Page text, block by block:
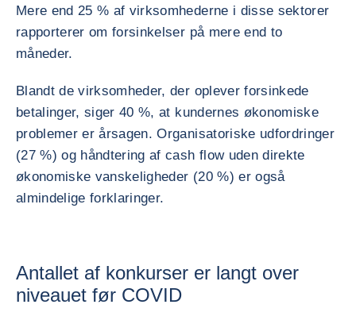
Mere end 25 % af virksomhederne i disse sektorer
rapporterer om forsinkelser på mere end to
måneder.
Blandt de virksomheder, der oplever forsinkede
betalinger, siger 40 %, at kundernes økonomiske
problemer er årsagen. Organisatoriske udfordringer
(27 %) og håndtering af cash flow uden direkte
økonomiske vanskeligheder (20 %) er også
almindelige forklaringer.
Antallet af konkurser er langt over
niveauet før COVID